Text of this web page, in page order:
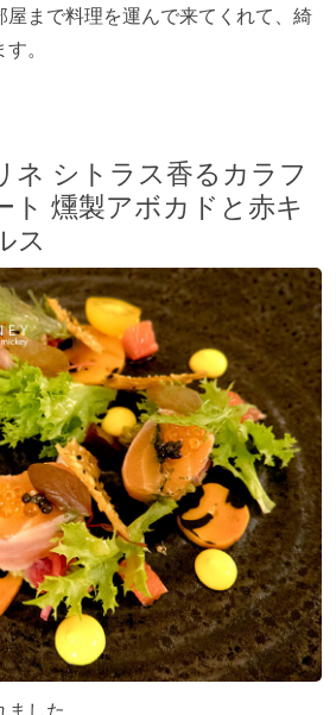
まで料理を運んで来てくれて、綺
。
ネ シトラス香るカラフ
ト 燻製アボカドと赤キ
ス